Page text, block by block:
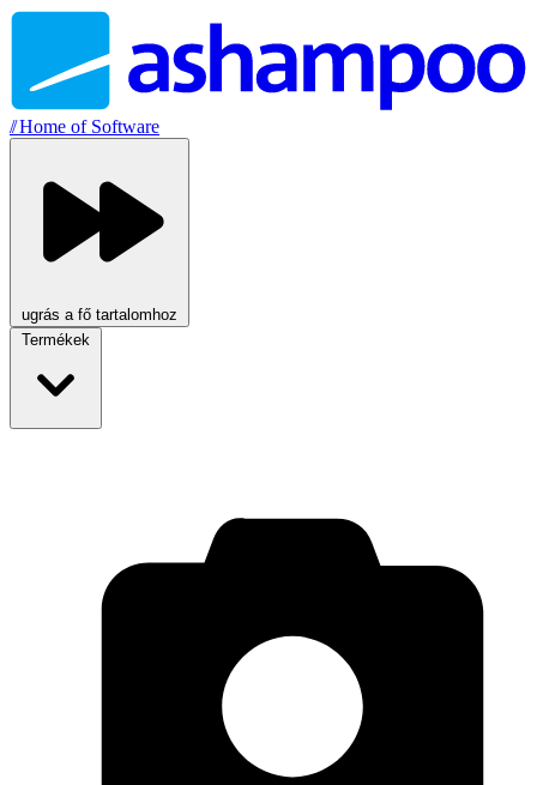
//Home of Software
ugrás a fő tartalomhoz
Termékek